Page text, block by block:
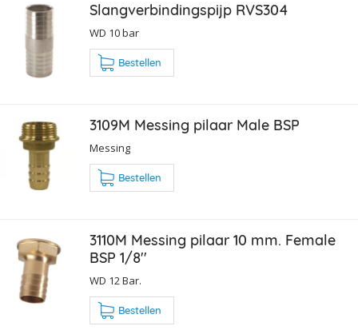
Slangverbindingspijp RVS304
WD 10 bar
Bestellen
3109M Messing pilaar Male BSP
Messing
Bestellen
3110M Messing pilaar 10 mm. Female
BSP 1/8''
WD 12 Bar.
Bestellen